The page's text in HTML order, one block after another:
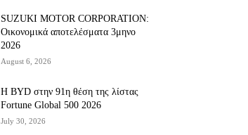
SUZUKI MOTOR CORPORATION:
Οικονομικά αποτελέσματα 3μηνο
2026
August 6, 2026
Η BYD στην 91η θέση της λίστας
Fortune Global 500 2026
July 30, 2026